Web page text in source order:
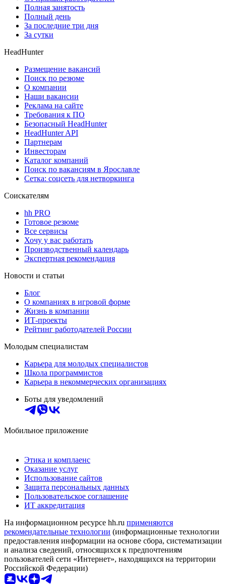
Полная занятость
Полный день
За последние три дня
За сутки
HeadHunter
Размещение вакансий
Поиск по резюме
О компании
Наши вакансии
Реклама на сайте
Требования к ПО
Безопасный HeadHunter
HeadHunter API
Партнерам
Инвесторам
Каталог компаний
Поиск по вакансиям в Ярославле
Сетка: соцсеть для нетворкинга
Соискателям
hh PRO
Готовое резюме
Все сервисы
Хочу у вас работать
Производственный календарь
Экспертная рекомендация
Новости и статьи
Блог
О компаниях в игровой форме
Жизнь в компании
ИТ-проекты
Рейтинг работодателей России
Молодым специалистам
Карьера для молодых специалистов
Школа программистов
Карьера в некоммерческих организациях
Боты для уведомлений
Мобильное приложение
Этика и комплаенс
Оказание услуг
Использование сайтов
Защита персональных данных
Пользовательское соглашение
ИТ аккредитация
На информационном ресурсе hh.ru применяются
рекомендательные технологии (информационные технологии
предоставления информации на основе сбора, систематизации
и анализа сведений, относящихся к предпочтениям
пользователей сети «Интернет», находящихся на территории
Российской Федерации)